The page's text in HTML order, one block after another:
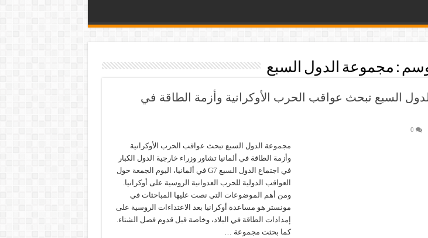
: مجموعة الدول السبع
السبع تبحث عواقب الحرب الأوكرانية وأزمة الطاقة في
0
مجموعة الدول السبع تبحث عواقب الحرب الأوكرانية
وأزمة الطاقة في ألمانيا تشاور وزراء خارجية الدول الكبار
في اجتماع الدول السبع G7 في ألمانيا، اليوم الجمعة حول
العواقب الدولية للحرب العدوانية الروسية على أوكرانيا.
ومن أهم الموضوعات التي نصت عليها المباحثات في
مونستر هو مساعدة أوكرانيا بعد الاعتداءات الروسية على
إمدادات الطاقة في البلاد، وخاصة قبل قدوم فصل الشتاء.
كما بحثت مجموعة …